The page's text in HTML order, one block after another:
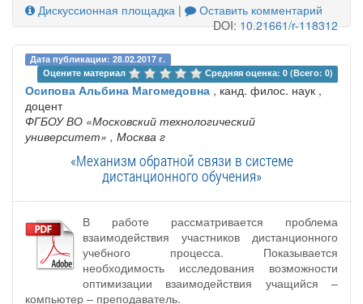
Дискуссионная площадка |
Оставить комментарий
DOI:10.21661/r-118312
Дата публикации: 28.02.2017 г.
Оцените материал
Средняя оценка: 0 (Всего: 0)
Осипова Альбина Магомедовна , канд. филос. наук ,
доцент
ФГБОУ ВО «Московский технологический
университет» , Москва г
«Механизм обратной связи в системе
дистанционного обучения»
В работе рассматривается проблема
взаимодействия участников дистанционного
учебного процесса. Показывается
необходимость исследования возможности
оптимизации взаимодействия учащийся –
компьютер – преподаватель.